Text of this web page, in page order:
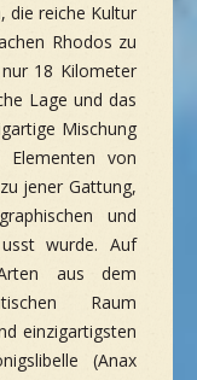
die reiche Kultur
Rhodos zu
18 Kilometer
Lage und das
Mischung
Elementen von
jener Gattung,
und
wurde. Auf
aus dem
Raum
einzigartigsten
(Anax